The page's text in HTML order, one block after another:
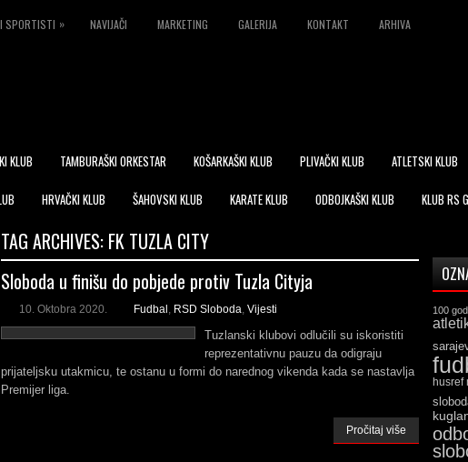
SPORTISTI » NAVIJAČI MARKETING GALERIJA KONTAKT ARHIVA
KLUB TAMBURAŠKI ORKESTAR KOŠARKAŠKI KLUB PLIVAČKI KLUB ATLETSKI KLUB
HRVAČKI KLUB ŠAHOVSKI KLUB KARATE KLUB ODBOJKAŠKI KLUB KLUB RS
TAG ARCHIVES: FK TUZLA CITY
Sloboda u finišu do pobjede protiv Tuzla Cityja
10. Oktobra 2020. Fudbal , RSD Sloboda, Vijesti
Tuzlanski klubovi odlučili su iskoristiti
reprezentativnu pauzu da odigraju
prijateljsku utakmicu, te ostanu u formi do narednog vikenda kada se nastavlja
Premijer liga.
Pročitaj više
100
husref